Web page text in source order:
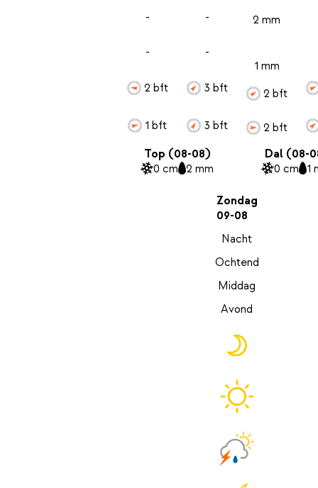
-
-
2 bft
1 bft
-
-
3 bft
3 bft
2 mm
1 mm
2 bft
2 bft
Top (08-08)
0 cm 2 mm
Dal (08-
0 cm 1
Zondag
09-08
Nacht
Ochtend
Middag
Avond